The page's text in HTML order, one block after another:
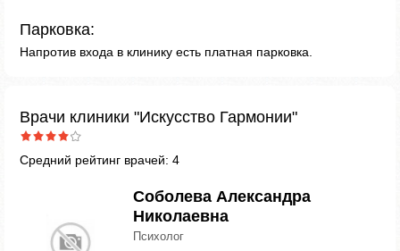
Парковка:
Напротив входа в клинику есть платная парковка.
Врачи клиники "Искусство Гармонии"
Средний рейтинг врачей: 4
Соболева Александра
Николаевна
Психолог